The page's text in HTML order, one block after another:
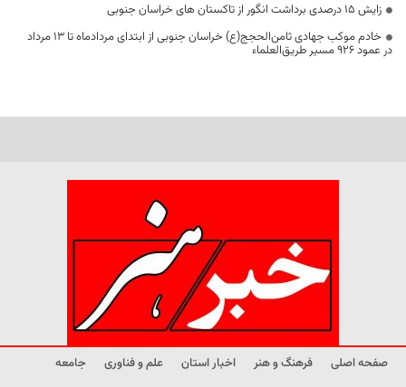
زایش ۱۵ درصدی برداشت انگور از تاکستان های خراسان جنوبی
خادم موکب جهادی ثامن‌الحجج(ع) خراسان جنوبی از ابتدای مردادماه تا ۱۳ مرداد
در عمود ۹۲۶ مسیر طریق‌العلماء
صفحه اصلی فرهنگ و هنر اخبار استان علم و فناوری
جامعه